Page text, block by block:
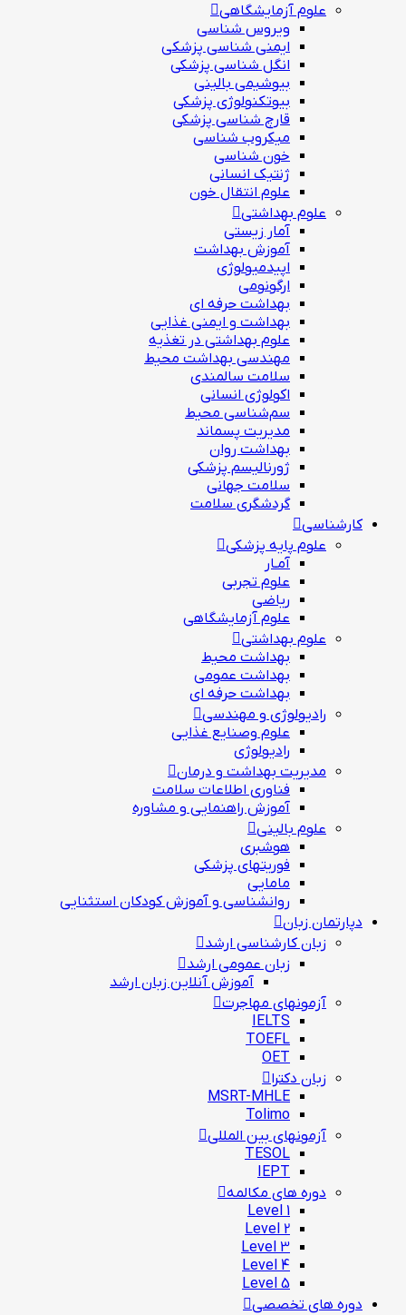
علوم آزمایشگاهی
ویروس شناسی
ایمنی شناسی پزشكی
انگل شناسی پزشکی
بیوشیمی بالینی
بیوتکنولوژی پزشکی
قارچ شناسی پزشکی
ميكروب شناسی
خون شناسی
ژنتیک انسانی
علوم انتقال خون
علوم بهداشتی
آمار زیستی
آموزش بهداشت
اپیدمیولوژی
ارگونومی
بهداشت حرفه ای
بهداشت و ایمنی غذایی
علوم بهداشتی در تغذیه
مهندسی بهداشت محيط
سلامت سالمندی
اکولوژی انسانی
سم‌شناسی محیط
مدیریت پسماند
بهداشت روان
ژورنالیسم پزشکی
سلامت جهانی
گردشگري سلامت
کارشناسی
علوم پایه پزشکی
آمـار
علوم تجربی
ریاضی
علوم آزمایشگاهی
علوم بهداشتی
بهداشت محیط
بهداشت عمومی
بهداشت حرفه ای
رادیولوژی و مهندسی
علوم وصنایع غذایی
رادیولوژی
مدیریت بهداشت و درمان
فناوری اطلاعات سلامت
آموزش راهنمایی و مشاوره
علوم بالینی
هوشبری
فوریتهای پزشکی
مامایی
روانشناسی و آموزش کودکان استثنایی
دپارتمان زبان
زبان کارشناسی ارشد
زبان عمومی ارشد
آموزش آنلاین زبان ارشد
آزمونهای مهاجرت
IELTS
TOEFL
OET
زبان دکترا
MSRT-MHLE
Tolimo
آزمونهای بین المللی
TESOL
IEPT
دوره های مکالمه
Level 1
Level 2
Level 3
Level 4
Level 5
دوره های تخصصی